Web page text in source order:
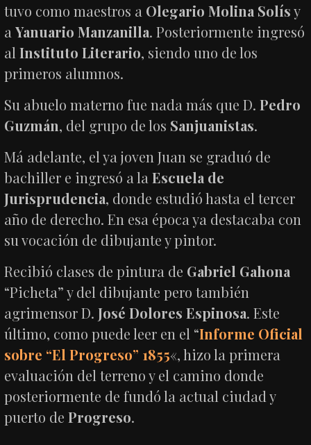
tuvo como maestros a Olegario Molina Solísy
aYanuario Manzanilla. Posteriormente ingresó
alInstituto Literario, siendo uno de los
primeros alumnos.
Su abuelo materno fue nada más que D.Pedro
Guzmán, del grupo de los Sanjuanistas.
Má adelante, el ya joven Juan se graduó de
bachiller e ingresó a laEscuela de
Jurisprudencia, donde estudió hasta el tercer
año de derecho. En esa época ya destacaba con
su vocación de dibujante y pintor.
Recibió clases de pintura de Gabriel Gahona
“Picheta” y del dibujante pero también
agrimensor D.José Dolores Espinosa. Este
último, como puede leer en el “Informe Oficial
sobre “El Progreso” 1855«, hizo la primera
evaluación del terreno y el camino donde
posteriormente de fundó la actual ciudad y
puerto deProgreso.